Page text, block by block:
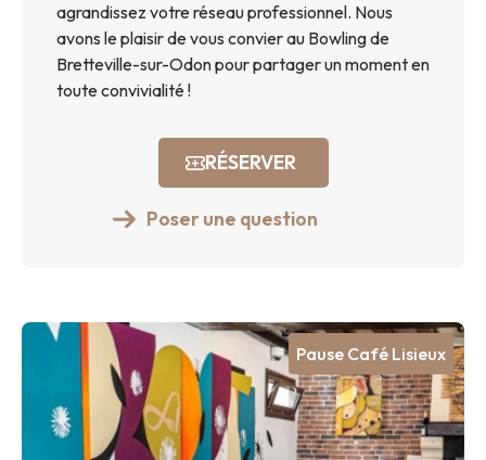
agrandissez votre réseau professionnel. Nous
avons le plaisir de vous convier au Bowling de
Bretteville-sur-Odon pour partager un moment en
toute convivialité !
RÉSERVER
Poser une question
Pause Café Lisieux